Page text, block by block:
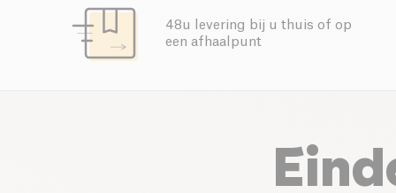
48u levering bij u thuis of op
een afhaalpunt